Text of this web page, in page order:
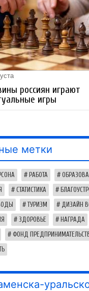
россиян играют
игры
метки
РАБОТА
СТАТИСТИКА
ТУРИЗМ ДИЗАЙН
ЗДОРОВЬЕ НАГРАДА
ФОНД